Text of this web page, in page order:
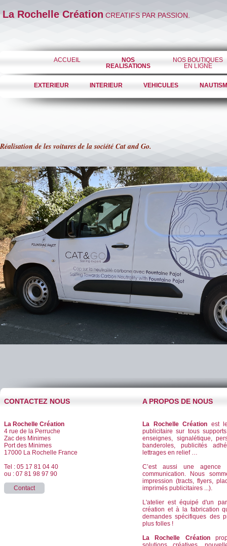
La Rochelle Création CREATIFS PAR PASSION.
ACCUEIL
NOS
REALISATIONS
NOS BOUTIQUES
EN LIGNE
EXTERIEUR INTERIEUR VEHICULES
Réalisation de les voitures de la société Cat and Go.
CONTACTEZ NOUS
La Rochelle Création
4 rue de la Perruche
Zac des Minimes
Port des Minimes
17000 La Rochelle France
Tel : 05 17 81 04 40
ou : 07 81 98 97 90
Contact
A PROPOS DE NOUS
La Rochelle Création est
publicitaire sur tous
enseignes, signalétique,
banderoles, publicités
lettrages en relief …
C’est aussi une
communication. Nous
impression (tracts, flyers,
imprimés publicitaires ...).
L'atelier est équipé d'un
création et à la fabrication
demandes spécifiques des
plus folles !
La Rochelle Création